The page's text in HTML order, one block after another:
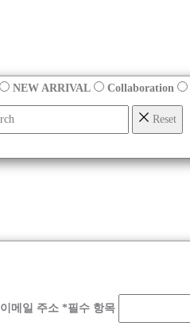
NEW ARRIVAL Collaboration
Reset
메일 주소 *필수 항목